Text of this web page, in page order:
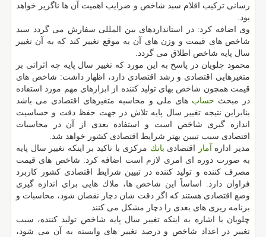
رسانی تركیب اقلام سبد شاخص و ضرایب اهمیت آن ها ناگزیر خواهد
بود.
وی اضافه كرد: در استانداردهای بین المللی سفارش می گردد سبد
شاخص های قیمت و وزن های آن به موقع تغییر كند كه به آن تغییر
سال پایه شاخص اطلاق می گردد.
محمود چلویان در پاسخ به این مورد كه تغییر سال پایه چه اثراتی بر
متغیرهایی اقتصادی و رشد اقتصادی دارد، اظهار داشت: شاخص های
قیمت همچون شاخص بهای تولید كننده از ابزارهای مهم مورد استفاده
در مبحث حساب های ملی و محاسبه متغیرهای اقتصادی می باشد
بنابراین نتیجه تغییر سال پایه تلاش در جهت حفظ دقت و حساسیت
اندازه گیری شاخص است و استفاده بعدی از آن در محاسبات
اقتصادی سبب تبیین بهتر شرایط اقتصادی كشور خواهد شد.
مدیر اداره آمار اقتصادی بانك مركزی با تاكید بر اینكه تغییر سال پایه
به صورت دوره ای امری لازم است اضافه كرد: شاخص های قیمت
مصرف كننده و تولید كننده در تبیین شرایط اقتصادی كشور كاربرد
فراوان دارد. اساساً این شاخص ها، ملاك هایی برای اندازه گیری
وضع اقتصادی هستند كه اگر دقت شان دچار نقصان شود، محاسبات و
برنامه ریزی های بعدی را دچار مشكل می كنند.
چلویان با اشاره به اینكه تغییر سال پایه شاخص تولید كننده، سبب
تغییر در اعداد شاخص و درصد تغییر های وابسته به آن می شود،